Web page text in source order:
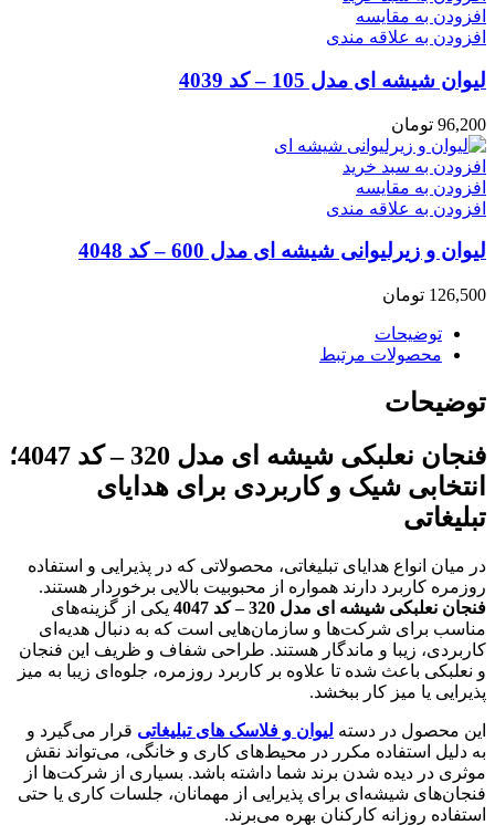
افزودن به مقایسه
افزودن به علاقه مندی
لیوان شیشه ای مدل 105 – کد 4039
96,200 تومان
افزودن به سبد خرید
افزودن به مقایسه
افزودن به علاقه مندی
لیوان و زیرلیوانی شیشه ای مدل 600 – کد 4048
126,500 تومان
توضیحات
محصولات مرتبط
توضیحات
فنجان نعلبکی شیشه ای مدل 320 – کد 4047؛
انتخابی شیک و کاربردی برای هدایای
تبلیغاتی
در میان انواع هدایای تبلیغاتی، محصولاتی که در پذیرایی و استفاده
روزمره کاربرد دارند همواره از محبوبیت بالایی برخوردار هستند.
فنجان نعلبکی شیشه ای مدل 320 – کد 4047
یکی از گزینه‌های
مناسب برای شرکت‌ها و سازمان‌هایی است که به دنبال هدیه‌ای
کاربردی، زیبا و ماندگار هستند. طراحی شفاف و ظریف این فنجان
و نعلبکی باعث شده تا علاوه بر کاربرد روزمره، جلوه‌ای زیبا به میز
پذیرایی یا میز کار ببخشد.
این محصول در دسته لیوان و فلاسک های تبلیغاتی قرار می‌گیرد و
به دلیل استفاده مکرر در محیط‌های کاری و خانگی، می‌تواند نقش
موثری در دیده شدن برند شما داشته باشد. بسیاری از شرکت‌ها از
فنجان‌های شیشه‌ای برای پذیرایی از مهمانان، جلسات کاری یا حتی
استفاده روزانه کارکنان بهره می‌برند.